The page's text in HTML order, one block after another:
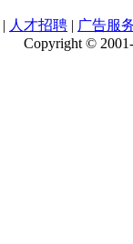
| 人才招聘 | 广告服
Copyright ©